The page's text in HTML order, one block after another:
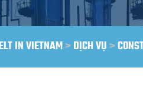
IN VIETNAM>DỊCH VỤ>